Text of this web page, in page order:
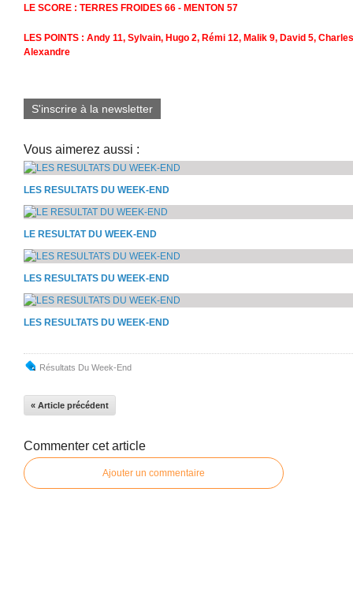
LE SCORE : TERRES FROIDES 66 - MENTON 57
LES POINTS : Andy 11, Sylvain, Hugo 2, Rémi 12, Malik 9, David 5,
Alexandre
S'inscrire à la newsletter
Vous aimerez aussi :
LES RESULTATS DU WEEK-END
LE RESULTAT DU WEEK-END
LES RESULTATS DU WEEK-END
LES RESULTATS DU WEEK-END
Résultats Du Week-End
« Article précédent
Commenter cet article
Ajouter un commentaire